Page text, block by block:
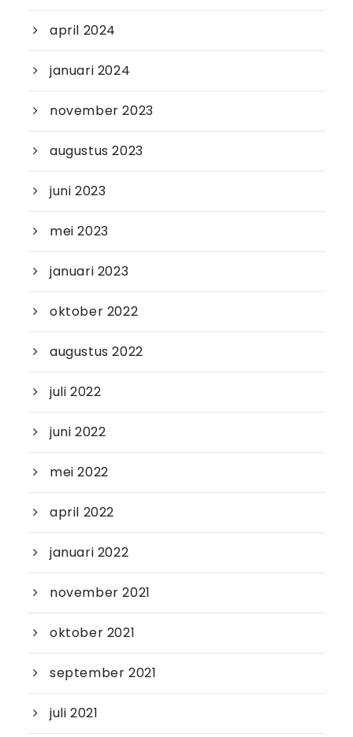
april 2024
januari 2024
november 2023
augustus 2023
juni 2023
mei 2023
januari 2023
oktober 2022
augustus 2022
juli 2022
juni 2022
mei 2022
april 2022
januari 2022
november 2021
oktober 2021
september 2021
juli 2021